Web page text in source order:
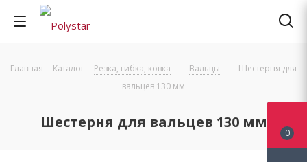
Главная - Каталог - Резка, гибка, ковка - Вальцы - Шестерня для
вальцев 130 мм
Шестерня для вальцев 130 мм
0